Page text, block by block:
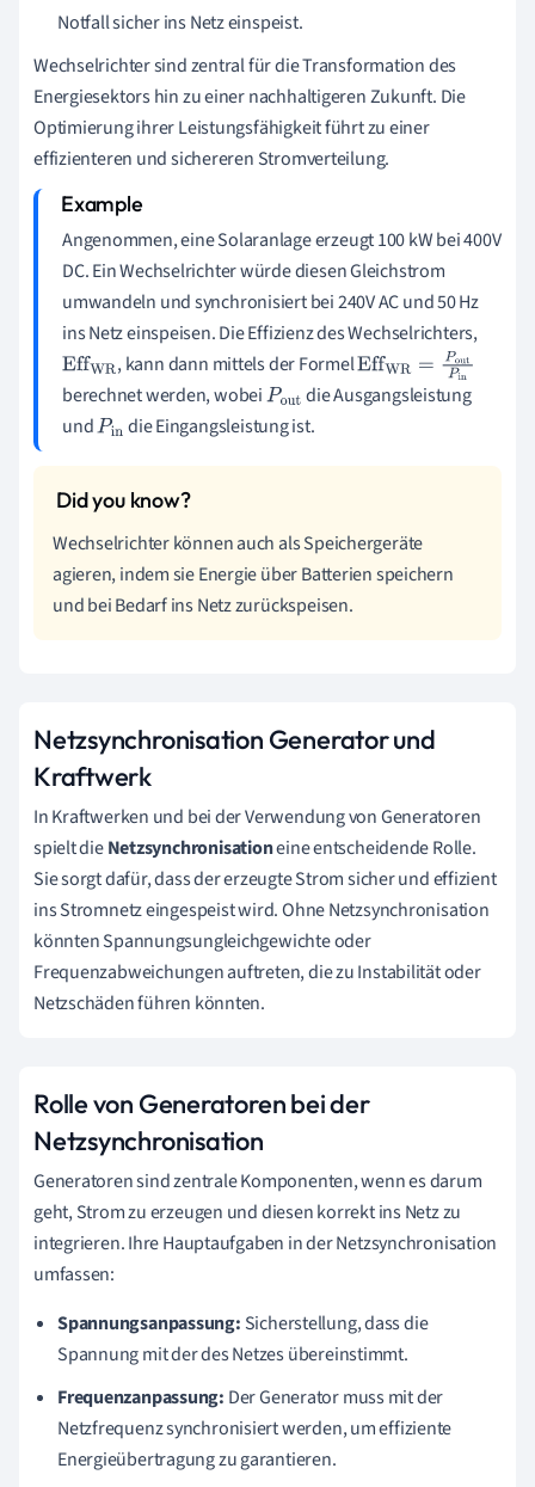
Notfall sicher ins Netz einspeist.
Wechselrichter sind zentral für die Transformation des
Energiesektors hin zu einer nachhaltigeren Zukunft. Die
Optimierung ihrer Leistungsfähigkeit führt zu einer
effizienteren und sichereren Stromverteilung.
Angenommen, eine Solaranlage erzeugt 100 kW bei 400V
DC. Ein Wechselrichter würde diesen Gleichstrom
umwandeln und synchronisiert bei 240V AC und 50 Hz
ins Netz einspeisen. Die Effizienz des Wechselrichters,
EffWR , kann dann mittels der FormelEffWR= PoutPi
n
berechnet werden, wobeiPou
t
die Ausgangsleistung
undPin die Eingangsleistung ist.
Wechselrichter können auch als Speichergeräte
agieren, indem sie Energie über Batterien speichern
und bei Bedarf ins Netz zurückspeisen.
Netzsynchronisation Generator und
Kraftwerk
In Kraftwerken und bei der Verwendung von Generatoren
spielt dieNetzsynchronisationeine entscheidende Rolle.
Sie sorgt dafür, dass der erzeugte Strom sicher und effizient
ins Stromnetz eingespeist wird. Ohne Netzsynchronisation
könnten Spannungsungleichgewichte oder
Frequenzabweichungen auftreten, die zu Instabilität oder
Netzschäden führen könnten.
Rolle von Generatoren bei der
Netzsynchronisation
Generatoren sind zentrale Komponenten, wenn es darum
geht, Strom zu erzeugen und diesen korrekt ins Netz zu
integrieren. Ihre Hauptaufgaben in der Netzsynchronisation
umfassen:
Spannungsanpassung: Sicherstellung, dass die
Spannung mit der des Netzes übereinstimmt.
Frequenzanpassung: Der Generator muss mit der
Netzfrequenz synchronisiert werden, um effiziente
Energieübertragung zu garantieren.